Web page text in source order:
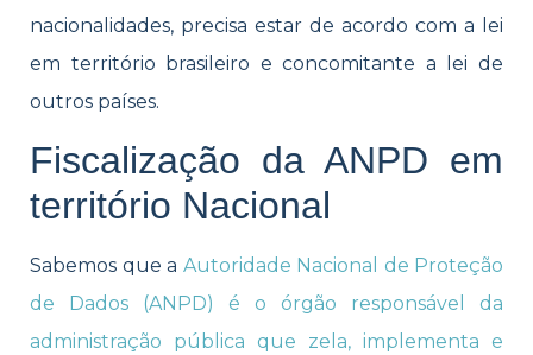
nacionalidades, precisa estar de acordo com a lei
em território brasileiro e concomitante a lei de
outros países.
Fiscalização da ANPD em
território Nacional
Sabemos que a Autoridade Nacional de Proteção
de Dados (ANPD) é o órgão responsável da
administração pública que zela, implementa e